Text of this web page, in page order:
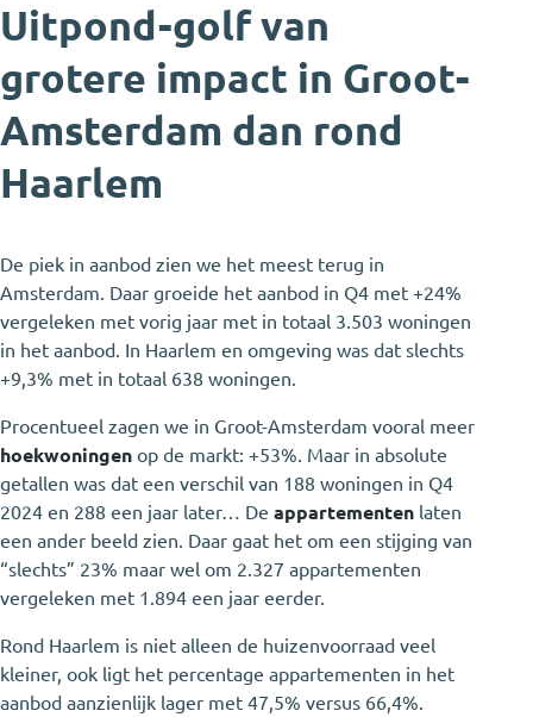
Uitpond-golf van
grotere impact in Groot-
Amsterdam dan rond
Haarlem
De piek in aanbod zien we het meest terug in
Amsterdam. Daar groeide het aanbod in Q4 met +24%
vergeleken met vorig jaar met in totaal 3.503 woningen
in het aanbod. In Haarlem en omgeving was dat slechts
+9,3% met in totaal 638 woningen.
Procentueel zagen we in Groot-Amsterdam vooral meer
hoekwoningen op de markt: +53%. Maar in absolute
getallen was dat een verschil van 188 woningen in Q4
2024 en 288 een jaar later… De appartementen laten
een ander beeld zien. Daar gaat het om een stijging van
“slechts” 23% maar wel om 2.327 appartementen
vergeleken met 1.894 een jaar eerder.
Rond Haarlem is niet alleen de huizenvoorraad veel
kleiner, ook ligt het percentage appartementen in het
aanbod aanzienlijk lager met 47,5% versus 66,4%.